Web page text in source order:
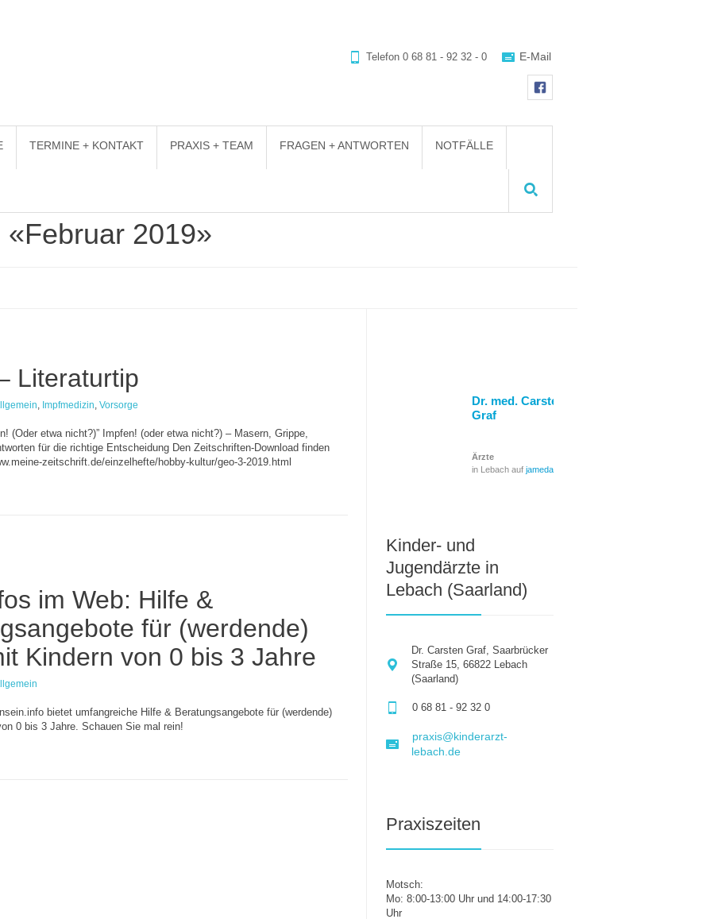
Telefon 0 68 81 - 92 32 - 0 E-Mail
TERMINE + KONTAKT PRAXIS + TEAM FRAGEN + ANTWORTEN NOTFÄLLE
2019»
Literaturtip
, Impfmedizin, Vorsorge
(Oder etwa nicht?)” Impfen! (oder etwa nicht?) – Masern, Grippe,
für die richtige Entscheidung Den Zeitschriften-Download finden
zeitschrift.de/einzelhefte/hobby-kultur/geo-3-2019.html
im Web: Hilfe &
für (werdende)
Kindern von 0 bis 3 Jahre
bietet umfangreiche Hilfe & Beratungsangebote für (werdende)
0 bis 3 Jahre. Schauen Sie mal rein!
Dr. med. Carsten
Graf
Ärzte
in Lebach auf jameda
Kinder- und
Jugendärzte in
Lebach (Saarland)
Dr. Carsten Graf, Saarbrücker
Straße 15, 66822 Lebach
(Saarland)
0 68 81 - 92 32 0
praxis@kinderarzt-
lebach.de
Praxiszeiten
Motsch:
Mo: 8:00-13:00 Uhr und 14:00-17:30
Uhr